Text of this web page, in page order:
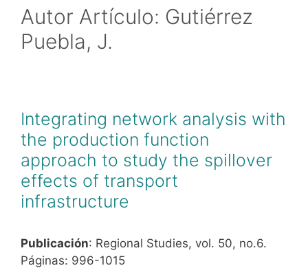
Autor Artículo: Gutiérrez
Puebla, J.
Integrating network analysis with
the production function
approach to study the spillover
effects of transport
infrastructure
Publicación: Regional Studies, vol. 50, no.6.
Páginas: 996-1015